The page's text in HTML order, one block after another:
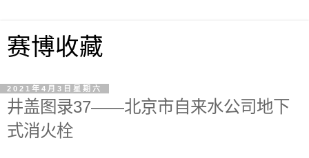
赛博收藏
2021年4月3日星期六
井盖图录37——北京市自来水公司地下
式消火栓